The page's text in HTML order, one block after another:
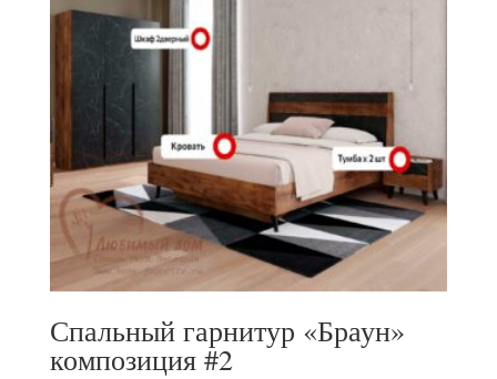
Спальный гарнитур «Браун»
композиция #2